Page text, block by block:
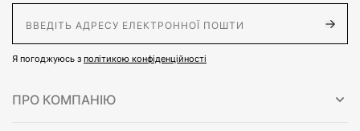
Я погоджуюсь з політикою конфіденційності
ПРО КОМПАНІЮ